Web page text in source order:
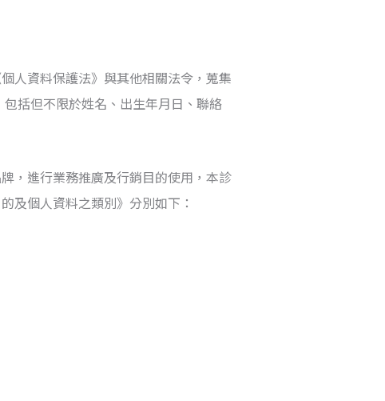
人資料保護法》與其他相關法令，蒐集
括但不限於姓名、出生年月日、聯絡
，進行業務推廣及行銷目的使用，本診
及個人資料之類別》分別如下：